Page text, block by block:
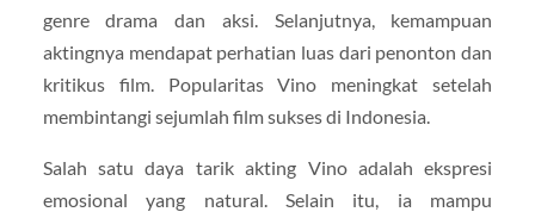
genre drama dan aksi. Selanjutnya, kemampuan
aktingnya mendapat perhatian luas dari penonton dan
kritikus film. Popularitas Vino meningkat setelah
membintangi sejumlah film sukses di Indonesia.
Salah satu daya tarik akting Vino adalah ekspresi
emosional yang natural. Selain itu, ia mampu